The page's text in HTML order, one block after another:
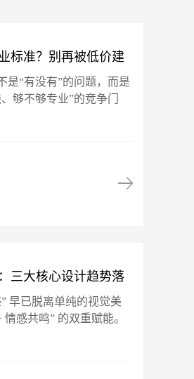
标准？别再被低价建
是“有没有”的问题，而是
够不够专业”的竞争门
门面、获客的入口、跟客
三大核心设计趋势落
早已脱离单纯的视觉美
感共鸣” 的双重赋能。
差三大热门设计趋势，